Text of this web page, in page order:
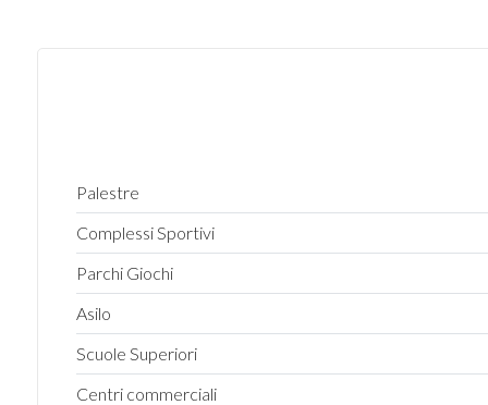
Palestre
Complessi Sportivi
Parchi Giochi
Asilo
Scuole Superiori
Centri commerciali
Camere
minime
Qualsiasi